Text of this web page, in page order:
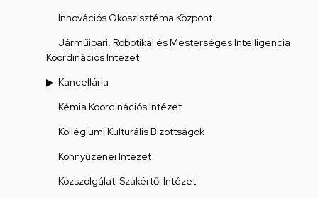
Innovációs Ökoszisztéma Központ
Járműipari, Robotikai és Mesterséges Intelligencia
Koordinációs Intézet
Kancellária
Kémia Koordinációs Intézet
Kollégiumi Kulturális Bizottságok
Könnyűzenei Intézet
Közszolgálati Szakértői Intézet